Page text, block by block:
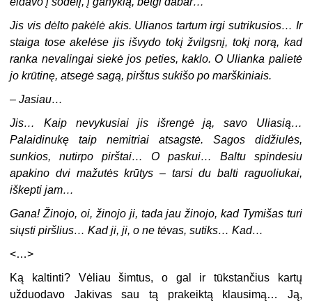
Jis vis dėlto pakėlė akis. Ulianos tartum irgi sutrikusios… Ir
staiga tose akelėse jis išvydo tokį žvilgsnį, tokį norą, kad
ranka nevalingai siekė jos peties, kaklo. O Ulianka palietė
jo krūtinę, atsegė sagą, pirštus sukišo po marškiniais.
–Jasiau…
Jis… Kaip nevykusiai jis išrengė ją, savo Uliasią…
Palaidinukę taip nemitriai atsagstė. Sagos didžiulės,
sunkios, nutirpo pirštai… O paskui… Baltu spindesiu
apakino dvi mažutės krūtys – tarsi du balti raguoliukai,
iškepti jam…
Gana! Žinojo, oi, žinojo ji, tada jau žinojo, kad Tymišas turi
siųsti piršlius… Kad ji, ji, o ne tėvas, sutiks… Kad…
<…>
Ką kaltinti? Vėliau šimtus, o gal ir tūkstančius kartų
užduodavo Jakivas sau tą prakeiktą klausimą… Ją,